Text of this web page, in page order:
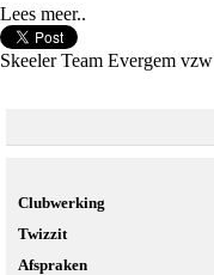
Lees meer..
Skeeler Team Evergem
Clubwerking
Twizzit
Afspraken